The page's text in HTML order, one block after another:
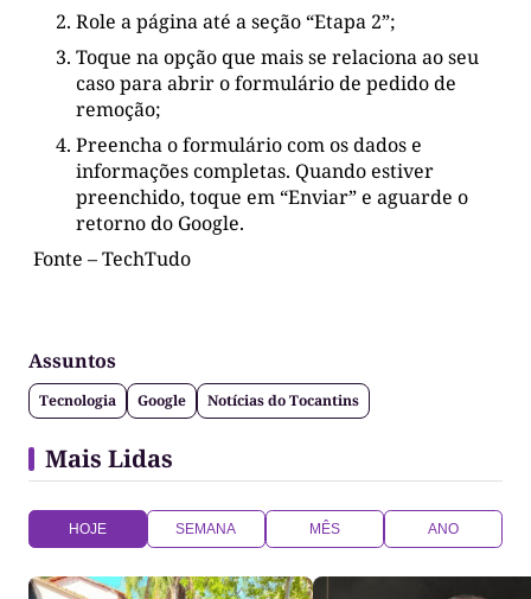
Role a página até a seção “Etapa 2”;
Toque na opção que mais se relaciona ao seu
caso para abrir o formulário de pedido de
remoção;
Preencha o formulário com os dados e
informações completas. Quando estiver
preenchido, toque em “Enviar” e aguarde o
retorno do Google.
Fonte – TechTudo
Assuntos
Tecnologia Google Notícias do Tocantins
Mais Lidas
HOJE SEMANA MÊS ANO